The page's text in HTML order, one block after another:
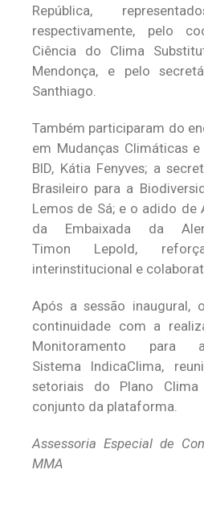
República,
respectivamente, pelo
Ciência do Clima
Mendonça, e pelo
Santhiago.
Também participaram do
em Mudanças Climáticas
BID, Kátia Fenyves; a
Brasileiro para a
Lemos de Sá; e o adido de
da Embaixada da
Timon Lepold,
interinstitucional e
Após a sessão inaugural,
continuidade com a
Monitoramento
Sistema IndicaClima,
setoriais do Plano Clima
conjunto da plataforma.
Assessoria Especial de
MMA